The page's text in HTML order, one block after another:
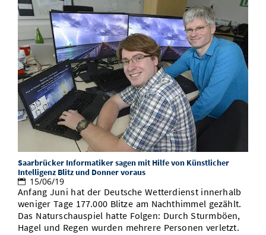
Saarbrücker Informatiker sagen mit Hilfe von Künstlicher
Intelligenz Blitz und Donner voraus
15/06/19
Anfang Juni hat der Deutsche Wetterdienst innerhalb
weniger Tage 177.000 Blitze am Nachthimmel gezählt.
Das Naturschauspiel hatte Folgen: Durch Sturmböen,
Hagel und Regen wurden mehrere Personen verletzt.